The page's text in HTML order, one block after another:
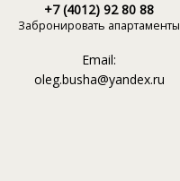
+7 (4012) 92 80 88
Забронировать апартаменты
Email:
oleg.busha@yandex.ru